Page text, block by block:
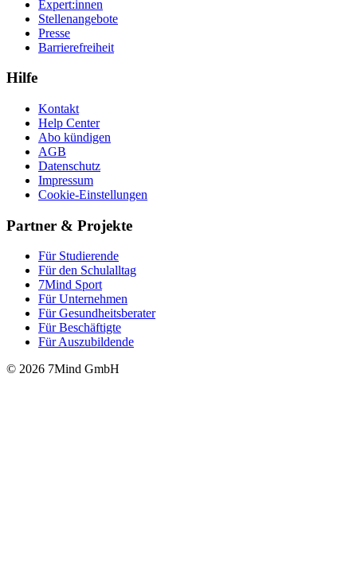
Expert:innen
Stellenangebote
Presse
Barrierefreiheit
Hilfe
Kontakt
Help Center
Abo kündigen
AGB
Datenschutz
Impressum
Cookie-Einstellungen
Partner & Projekte
Für Stu­die­rende
Für den Schulalltag
7Mind Sport
Für Unter­neh­men
Für Gesund­heits­be­ra­ter
Für Beschäftigte
Für Auszubildende
© 2026 7Mind GmbH